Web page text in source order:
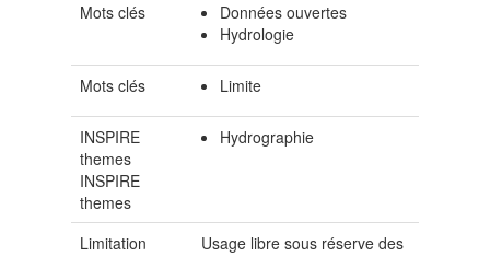
Mots clés
Données ouvertes
Hydrologie
Mots clés Limite
INSPIRE
themes
INSPIRE
themes
Hydrographie
Limitation
Usage libre sous réserve des